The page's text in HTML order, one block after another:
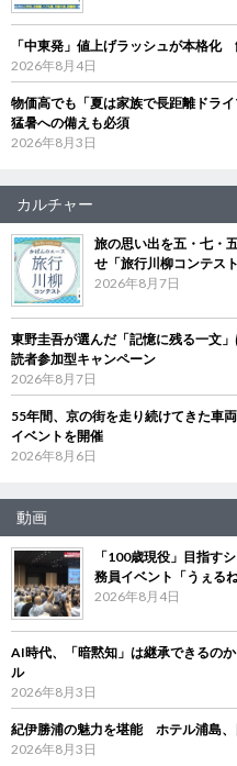
「中東発」値上げラッシュが本格
2026年8月4日
物価高でも「夏は家族で長距離ドラ
猛暑への備えも必須
2026年8月3日
カルチャー
旅の思い出を五・七・
せ「旅行川柳コンテス
2026年8月7日
東野圭吾が選んだ「記憶に残る一文
読者参加型キャンペーン
2026年8月7日
55年間、京の街を走り続けてきた車
イベントを開催
2026年8月6日
動画
「100歳現役」目指す
務員イベント「うぇる
2026年8月4日
AI時代、「暗黙知」は継承できるの
ル
2026年8月3日
紀伊勝浦の魅力を堪能 ホテル浦島、
2026年8月3日